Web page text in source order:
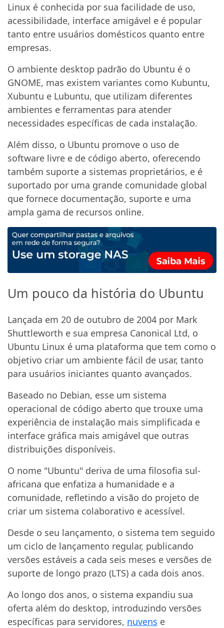
Linux é conhecida por sua facilidade de uso,
acessibilidade, interface amigável e é popular
tanto entre usuários domésticos quanto entre
empresas.
O ambiente desktop padrão do Ubuntu é o
GNOME, mas existem variantes como Kubuntu,
Xubuntu e Lubuntu, que utilizam diferentes
ambientes e ferramentas para atender
necessidades específicas de cada instalação.
Além disso, o Ubuntu promove o uso de
software livre e de código aberto, oferecendo
também suporte a sistemas proprietários, e é
suportado por uma grande comunidade global
que fornece documentação, suporte e uma
ampla gama de recursos online.
Um pouco da história do Ubuntu
Lançada em 20 de outubro de 2004 por Mark
Shuttleworth e sua empresa Canonical Ltd, o
Ubuntu Linux é uma plataforma que tem como o
objetivo criar um ambiente fácil de usar, tanto
para usuários iniciantes quanto avançados.
Baseado no Debian, esse um sistema
operacional de código aberto que trouxe uma
experiência de instalação mais simplificada e
interface gráfica mais amigável que outras
distribuições disponíveis.
O nome "Ubuntu" deriva de uma filosofia sul-
africana que enfatiza a humanidade e a
comunidade, refletindo a visão do projeto de
criar um sistema colaborativo e acessível.
Desde o seu lançamento, o sistema tem seguido
um ciclo de lançamento regular, publicando
versões estáveis a cada seis meses e versões de
suporte de longo prazo (LTS) a cada dois anos.
Ao longo dos anos, o sistema expandiu sua
oferta além do desktop, introduzindo versões
específicas para servidores, nuvens e